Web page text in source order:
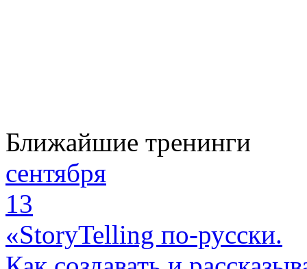
Ближайшие тренинги
сентября
13
«StoryTelling по-русски.